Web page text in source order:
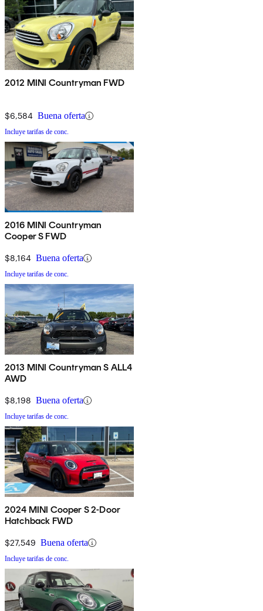
2012 MINI Countryman FWD
$6,584 Buena oferta
Incluye tarifas de conc.
2016 MINI Countryman
Cooper S FWD
$8,164 Buena oferta
Incluye tarifas de conc.
2013 MINI Countryman S ALL4
AWD
$8,198 Buena oferta
Incluye tarifas de conc.
2024 MINI Cooper S 2-Door
Hatchback FWD
$27,549 Buena oferta
Incluye tarifas de conc.